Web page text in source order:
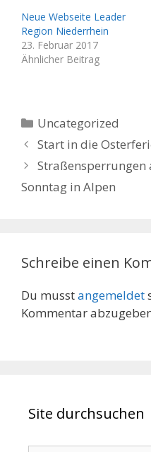
Neue Webseite Leader
Region Niederrhein
23. Februar 2017
Ähnlicher Beitrag
Kategorien
Uncategorized
Start in die
Straßensperrungen
Sonntag in Alpen
Schreibe einen
Du musstangemeldet
Kommentar
Site durchsuchen